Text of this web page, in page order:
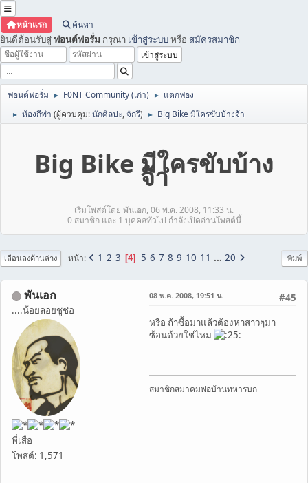
หน้าแรก ค้นหา
ยินดีต้อนรับสู่ ฟอนต์ฟอรั่ม กรุณา เข้าสู่ระบบหรือ สมัครสมาชิก
ฟอนต์ฟอรั่ม ► F0NT Community (เก่า) ► แตกฟอง
► ห้องกีฬา (ผู้ควบคุม:นักศิลปะ,จักรี) ► Big Bike มีใครขับบ้างจ้า
Big Bike มีใครขับบ้าง
จ้า
เริ่มโพสต์โดย พันเอก, 06 พ.ค. 2008, 11:33 น.
0 สมาชิก และ 1 บุคคลทั่วไป กำลังเปิดอ่านโพสต์นี้
พิมพ์
เลื่อนลงด้านล่าง หน้า 1 2 3 4 5 6 7 8 9 10 11 ... 20
พันเอก
....น้อยลอยชูช่อ
พี่เสือ
โพสต์: 1,571
#45
08 พ.ค. 2008, 19:51 น.
หรือ ถ้าซื้อมาแล้วต้องหาสาวๆมา
ซ้อนด้วยใช่ไหม
สมาชิกสมาคมพ่อบ้านทหารบก